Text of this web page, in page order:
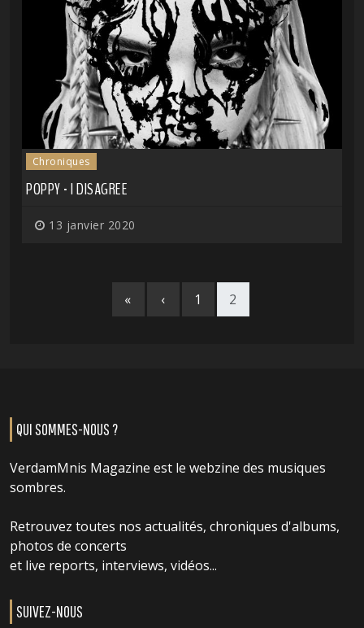
Chroniques
POPPY - I DISAGREE
13 janvier 2020
« ‹ 1 2
QUI SOMMES-NOUS ?
VerdamMnis Magazine est le webzine des musiques
sombres.
Retrouvez toutes nos actualités, chroniques d'albums,
photos de concerts
et live reports, interviews, vidéos...
SUIVEZ-NOUS